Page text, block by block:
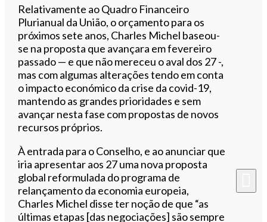
Relativamente ao Quadro Financeiro
Plurianual da União, o orçamento para os
próximos sete anos, Charles Michel baseou-
se na proposta que avançara em fevereiro
passado — e que não mereceu o aval dos 27 -,
mas com algumas alterações tendo em conta
o impacto económico da crise da covid-19,
mantendo as grandes prioridades e sem
avançar nesta fase com propostas de novos
recursos próprios.
À entrada para o Conselho, e ao anunciar que
iria apresentar aos 27 uma nova proposta
global reformulada do programa de
relançamento da economia europeia,
Charles Michel disse ter noção de que “as
últimas etapas [das negociações] são sempre